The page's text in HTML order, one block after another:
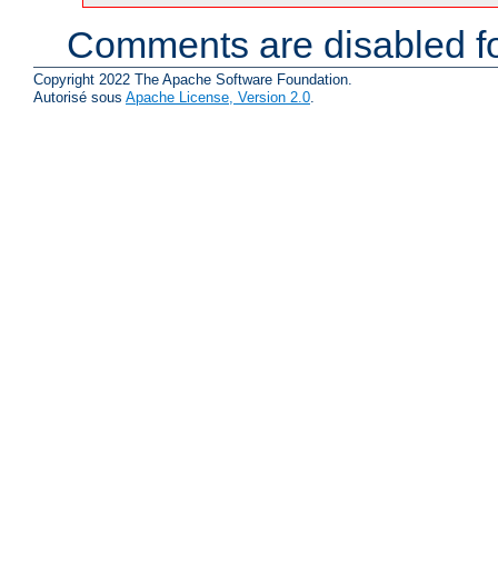
Comments are disabled
Copyright 2022 The Apache Software Foundation.
Autorisé sous Apache License, Version 2.0.